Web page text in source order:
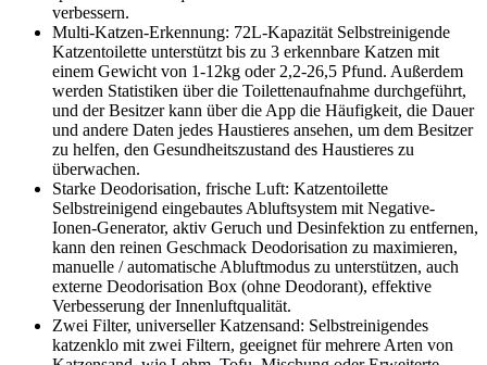
verbessern.
Multi-Katzen-Erkennung: 72L-Kapazität Selbstreinigende
Katzentoilette unterstützt bis zu 3 erkennbare Katzen mit
einem Gewicht von 1-12kg oder 2,2-26,5 Pfund. Außerdem
werden Statistiken über die Toilettenaufnahme durchgeführt,
und der Besitzer kann über die App die Häufigkeit, die Dauer
und andere Daten jedes Haustieres ansehen, um dem Besitzer
zu helfen, den Gesundheitszustand des Haustieres zu
überwachen.
Starke Deodorisation, frische Luft: Katzentoilette
Selbstreinigend eingebautes Abluftsystem mit Negative-
Ionen-Generator, aktiv Geruch und Desinfektion zu entfernen,
kann den reinen Geschmack Deodorisation zu maximieren,
manuelle / automatische Abluftmodus zu unterstützen, auch
externe Deodorisation Box (ohne Deodorant), effektive
Verbesserung der Innenluftqualität.
Zwei Filter, universeller Katzensand: Selbstreinigendes
katzenklo mit zwei Filtern, geeignet für mehrere Arten von